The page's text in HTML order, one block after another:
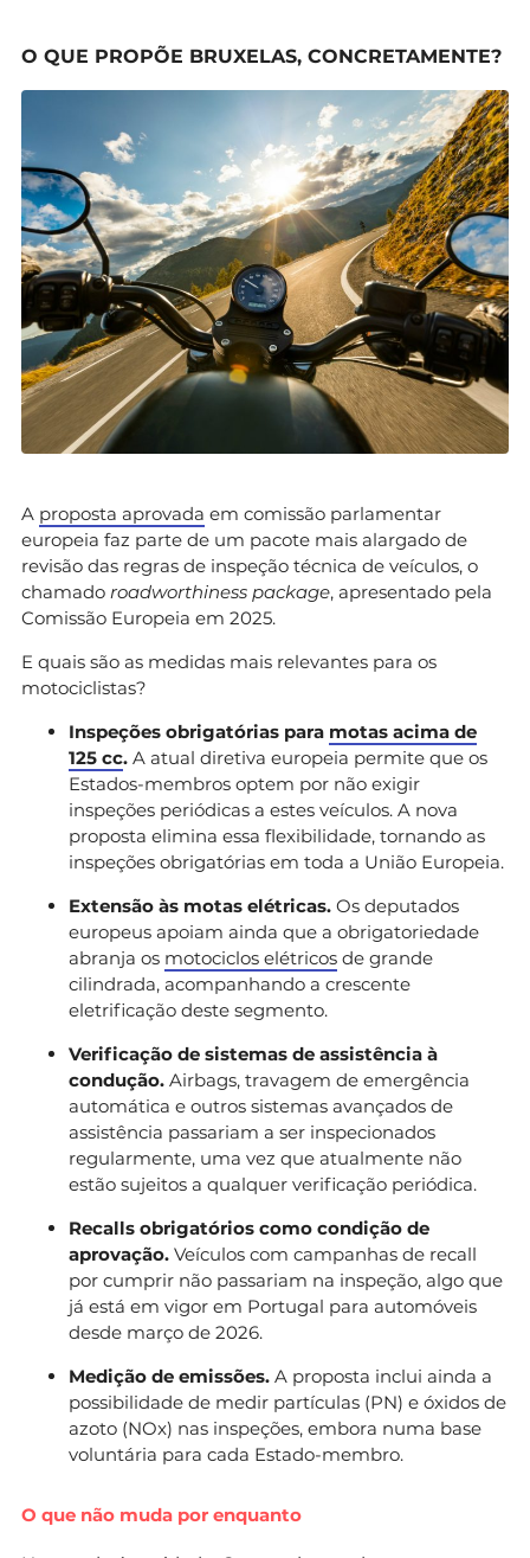
O QUE PROPÕE BRUXELAS, CONCRETAMENTE?
A proposta aprovada em comissão parlamentar
europeia faz parte de um pacote mais alargado de
revisão das regras de inspeção técnica de veículos, o
chamado roadworthiness package, apresentado pela
Comissão Europeia em 2025.
E quais são as medidas mais relevantes para os
motociclistas?
Inspeções obrigatórias para motas acima de
125 cc. A atual diretiva europeia permite que os
Estados-membros optem por não exigir
inspeções periódicas a estes veículos. A nova
proposta elimina essa flexibilidade, tornando as
inspeções obrigatórias em toda a União Europeia.
Extensão às motas elétricas. Os deputados
europeus apoiam ainda que a obrigatoriedade
abranja os motociclos elétricos de grande
cilindrada, acompanhando a crescente
eletrificação deste segmento.
Verificação de sistemas de assistência à
condução. Airbags, travagem de emergência
automática e outros sistemas avançados de
assistência passariam a ser inspecionados
regularmente, uma vez que atualmente não
estão sujeitos a qualquer verificação periódica.
Recalls obrigatórios como condição de
aprovação. Veículos com campanhas de recall
por cumprir não passariam na inspeção, algo que
já está em vigor em Portugal para automóveis
desde março de 2026.
Medição de emissões. A proposta inclui ainda a
possibilidade de medir partículas (PN) e óxidos de
azoto (NOx) nas inspeções, embora numa base
voluntária para cada Estado-membro.
O que não muda por enquanto